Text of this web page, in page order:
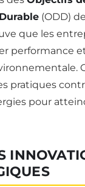
(ODD)
que les
performance
pratiques
pour